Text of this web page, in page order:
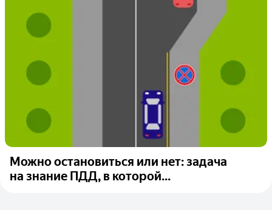
Можно остановиться или нет: задача
на знание ПДД, в которой...